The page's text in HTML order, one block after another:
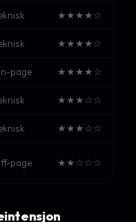
★★★★☆
★★★★☆
page ★★★★☆
★★★☆☆
★★★☆☆
page ★★☆☆☆